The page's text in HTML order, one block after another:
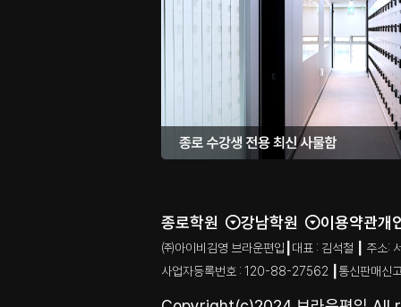
종로학원 강남학원 이용약관개
㈜아이비김영 브라운편입┃대표 : 김석철 ┃ 주
사업자등록번호 : 120-88-27562 ┃통신판매신